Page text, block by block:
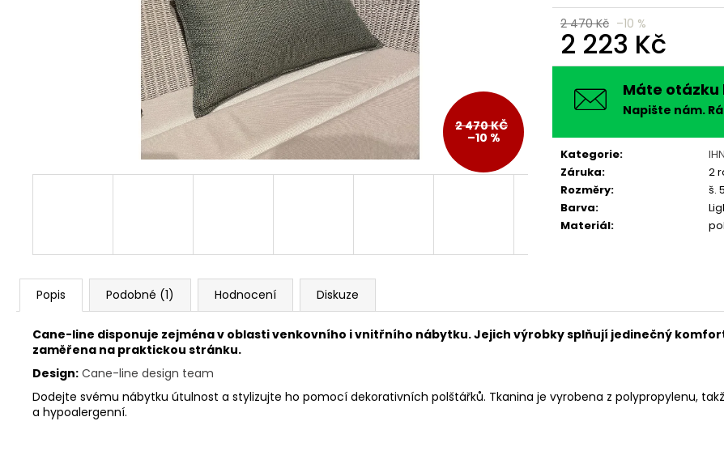
2 470 Kč –10 %
2 223 Kč
Měrná
Máte
Napište nám.
Kategorie:
Záruka:
2
Rozměry:
š.
Barva:
Materiál:
2 470 KČ
–10 %
Popis Podobné (1) Hodnocení Diskuze
Cane-line disponuje zejména v oblasti venkovního i vnitřního nábytku. Jejich výrobky splňují jedinečný
zaměřena na praktickou stránku.
Design: Cane-line design team
Dodejte svému nábytku útulnost a stylizujte ho pomocí dekorativních polštářků. Tkanina je vyrobena z polypropylenu,
a hypoalergenní.